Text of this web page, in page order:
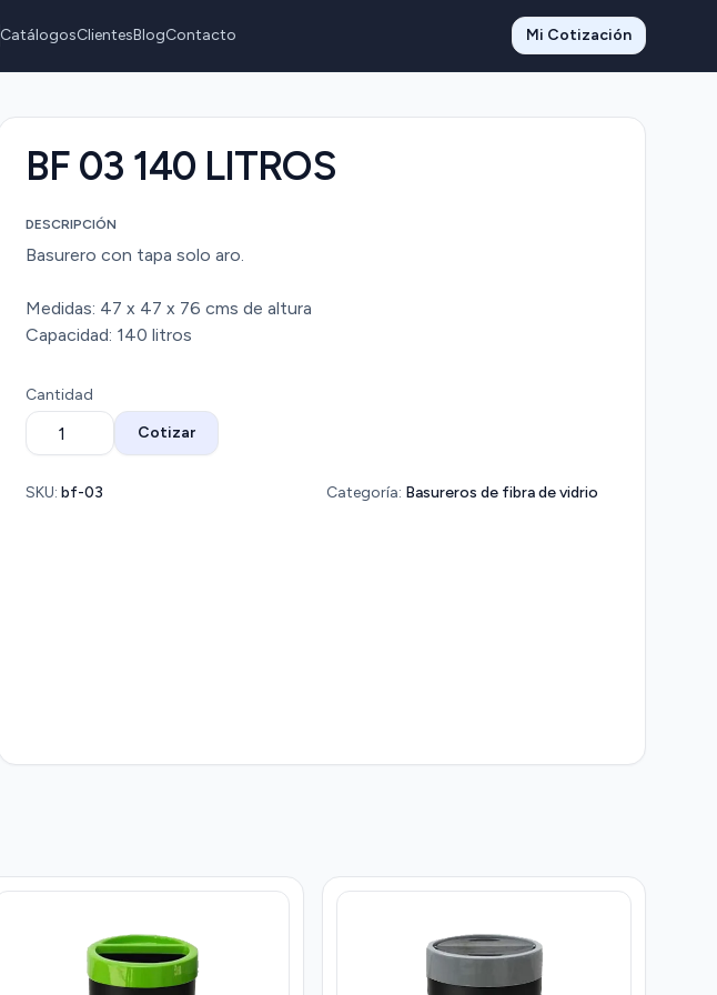
CatálogosClientesBlogContacto Mi Cotización
BF 03 140 LITROS
DESCRIPCIÓN
Basurero con tapa solo aro.
Medidas: 47 x 47 x 76 cms de altura
Capacidad: 140 litros
Cantidad
Cotizar
SKU: bf-03 Categoría: Basureros de fibra de vidrio